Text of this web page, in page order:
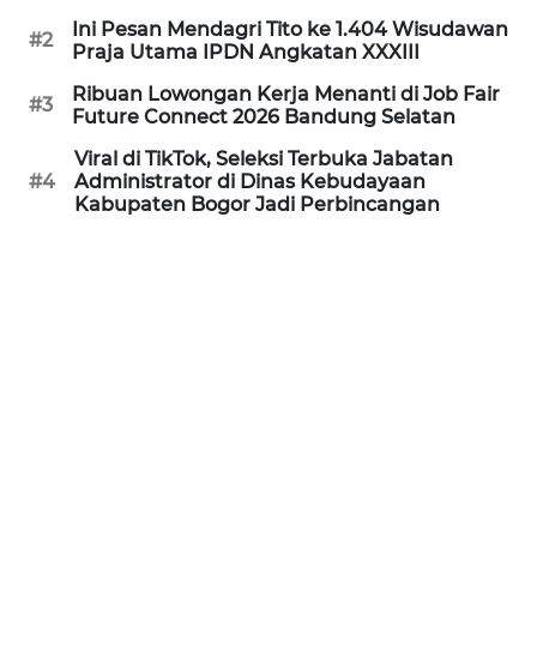
#2
Ini Pesan Mendagri Tito ke 1.404 Wisudawan
Praja Utama IPDN Angkatan XXXIII
#3
Ribuan Lowongan Kerja Menanti di Job Fair
Future Connect 2026 Bandung Selatan
#4
Viral di TikTok, Seleksi Terbuka Jabatan
Administrator di Dinas Kebudayaan
Kabupaten Bogor Jadi Perbincangan
WN
MAJALENGKA
WN
WN